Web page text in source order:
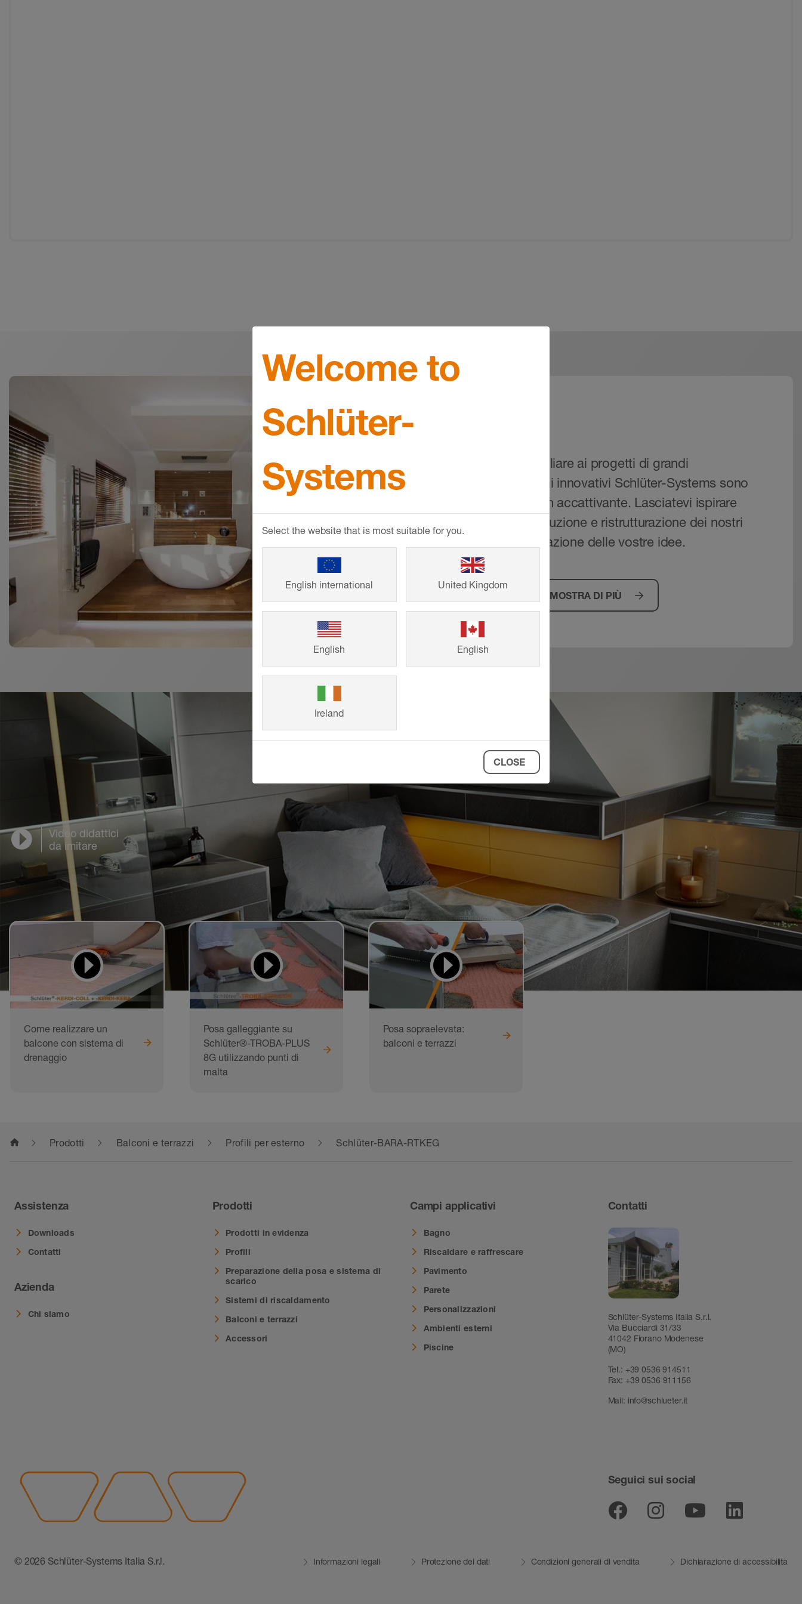
Dall'abitazione familiare ai progetti di grandi
dimensioni, i sistemi innovativi Schlüter-Systems sono
duraturi e dal design accattivante. Lasciatevi ispirare
dai progetti di costruzione e ristrutturazione dei nostri
clienti per la realizzazione delle vostre idee.
MOSTRA DI PIÙ
Video didattici
da imitare
Come realizzare un
balcone con sistema di
drenaggio
Posa galleggiante su
Schlüter®-TROBA-PLUS
8G utilizzando punti di
malta
Posa sopraelevata:
balconi e terrazzi
home Prodotti Balconi e terrazzi Profili per esterno Schlüter-BARA-RTKEG
Assistenza
Downloads
Contatti
Azienda
Chi siamo
Prodotti
Prodotti in evidenza
Profili
Preparazione della posa e sistema di
scarico
Sistemi di riscaldamento
Balconi e terrazzi
Accessori
Campi applicativi
Bagno
Riscaldare e raffrescare
Pavimento
Parete
Personalizzazioni
Ambienti esterni
Piscine
Contatti
Schlüter-Systems Italia S.r.l.
Via Bucciardi 31/33
41042 Fiorano Modenese
(MO)
Tel.: +39 0536 914511
Fax: +39 0536 911156
Mail: info@schlueter.it
Seguici sui social
Facebook
Instagram
Youtube
© 2026 Schlüter-Systems Italia S.r.l. Informazioni legali Protezione dei dati Condizioni generali di vendita Dichiarazione di accessibilità
Welcome to
Schlüter-
Systems
Select the website that is most suitable for you.
English international United Kingdom
English English
Ireland
CLOSE